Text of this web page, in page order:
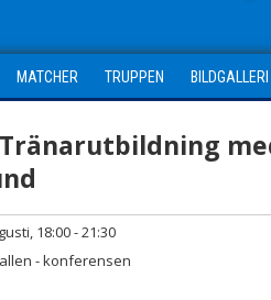
MATCHER TRUPPEN BILDGALLERI
18:00 - 21:30
- konferensen